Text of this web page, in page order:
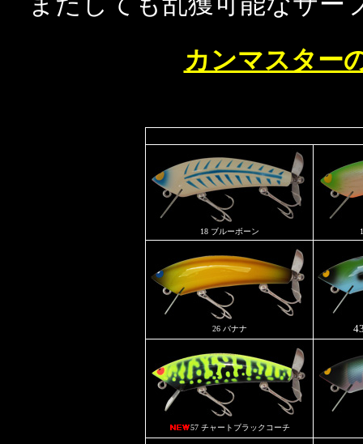
カンマスター
18 ブルーボーン
26 バナナ
57 チャートブラックコーチ